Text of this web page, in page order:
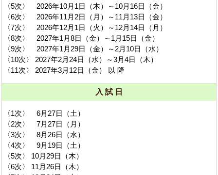
〈5次〉 2026年10月1日（木）～10月16日（金）
〈6次〉 2026年11月2日（月）～11月13日（金）
〈7次〉 2026年12月1日（火）～12月14日（月）
〈8次〉 2027年1月8日（金）～1月15日（金）
〈9次〉 2027年1月29日（金）～2月10日（水）
〈10次〉 2027年2月24日（水）～3月4日（木）
〈11次〉 2027年3月12日（金） 以 降
入 試 日
〈1次〉 6月27日（土）
〈2次〉 7月27日（月）
〈3次〉 8月26日（水）
〈4次〉 9月19日（土）
〈5次〉 10月29日（木）
〈6次〉 11月26日（木）